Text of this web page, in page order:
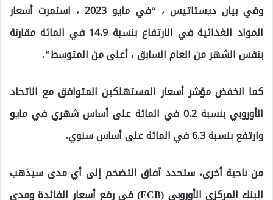
وفي بيان ديستاتيس ، “في مايو 2023 ، استمرت أسعار
المواد الغذائية في الارتفاع بنسبة 14.9 في المائة مقارنة
بنفس الشهر من العام السابق ، أعلى من المتوسط”.
كما انخفض مؤشر أسعار المستهلكين المتوافق مع الاتحاد
الأوروبي بنسبة 0.2 في المائة على أساس شهري في مايو
وارتفع بنسبة 6.3 في المائة على أساس سنوي.
من ناحية أخرى، ستحدد آفاق التضخم إلى أي مدى سيذهب
البنك المركزي الأوروبي (ECB) في رفع أسعار الفائدة ومدى